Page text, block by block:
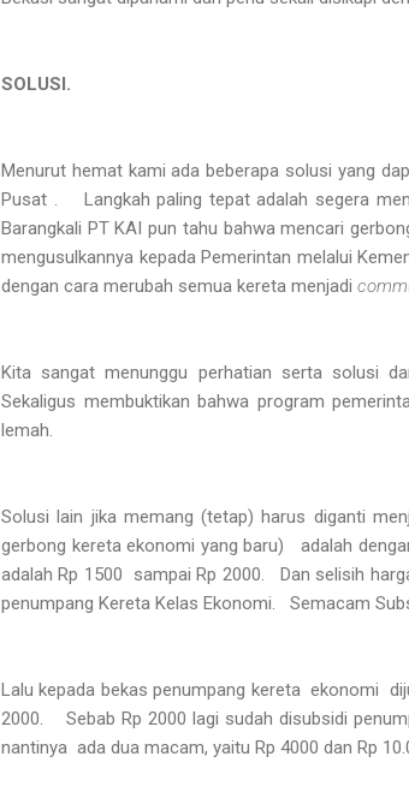
SOLUSI.
Menurut hemat kami ada beberapa solusi yang
Pusat . Langkah paling tepat adalah segera
Barangkali PT KAI pun tahu bahwa mencari
mengusulkannya kepada Pemerintan melalui
dengan cara merubah semua kereta menjadi
Kita sangat menunggu perhatian serta solusi
Sekaligus membuktikan bahwa program
lemah.
Solusi lain jika memang (tetap) harus diganti
gerbong kereta ekonomi yang baru) adalah
adalah Rp 1500 sampai Rp 2000. Dan selisih
penumpang Kereta Kelas Ekonomi. Semacam
Lalu kepada bekas penumpang kereta ekonomi
2000. Sebab Rp 2000 lagi sudah disubsidi
nantinya ada dua macam, yaitu Rp 4000 dan Rp